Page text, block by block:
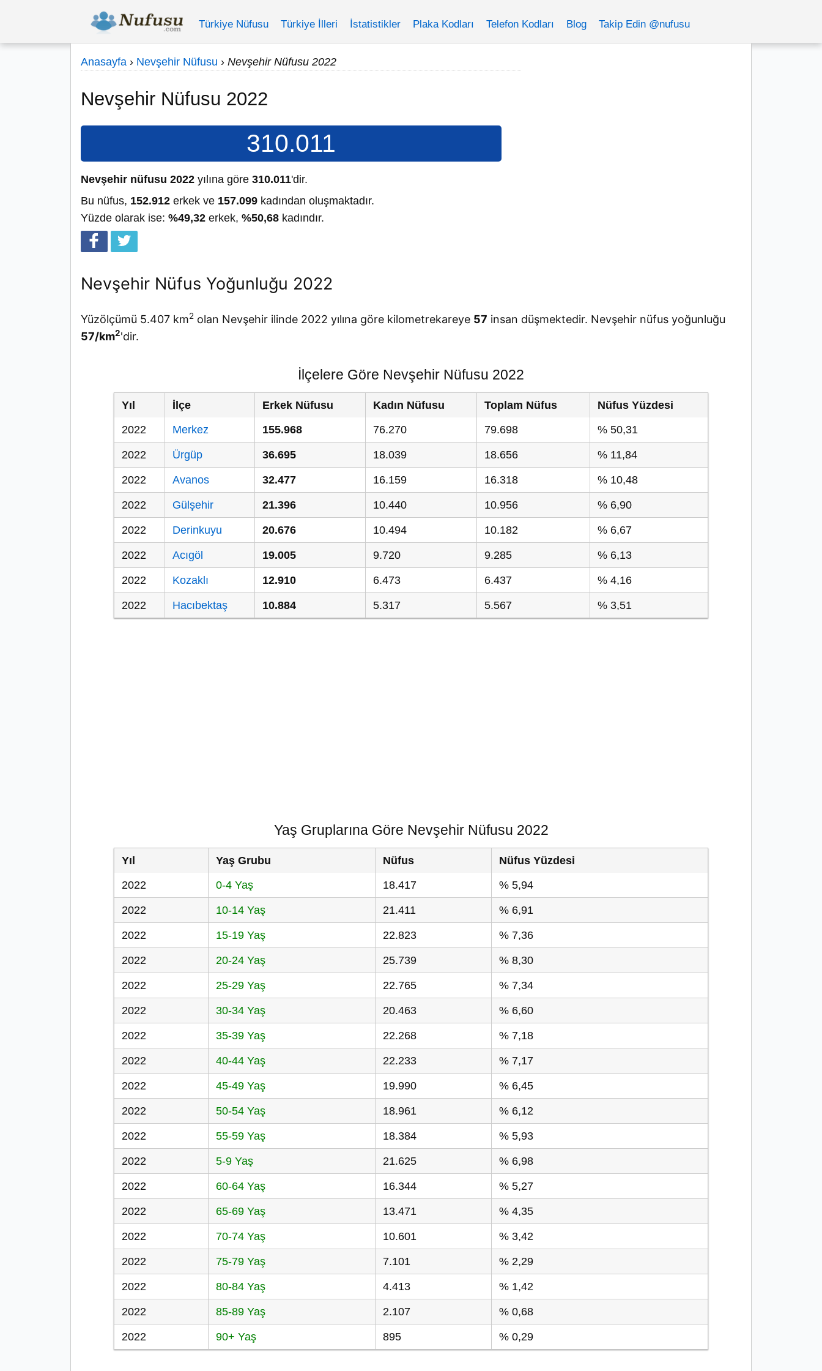
Türkiye Nüfusu Türkiye İlleri İstatistikler Plaka Kodları Telefon Kodları Blog Takip Edin @nufusu
Anasayfa › Nevşehir Nüfusu › Nevşehir Nüfusu 2022
Nevşehir Nüfusu 2022
310.011
Nevşehir nüfusu 2022 yılına göre 310.011'dir.
Bu nüfus, 152.912 erkek ve 157.099 kadından oluşmaktadır.
Yüzde olarak ise: %49,32 erkek, %50,68 kadındır.
Nevşehir Nüfus Yoğunluğu 2022
Yüzölçümü 5.407 km2 olan Nevşehir ilinde 2022 yılına göre kilometrekareye 57 insan düşmektedir. Nevşehir nüfus yoğunluğu
57/km2'dir.
İlçelere Göre Nevşehir Nüfusu 2022
Yıl İlçe Erkek Nüfusu Kadın Nüfusu Toplam Nüfus
Nüfus Yüzdesi
2022
Merkez 155.968 76.270 79.698 % 50,31
2022 Ürgüp 36.695 18.039 18.656 % 11,84
2022 Avanos 32.477 16.159 16.318 % 10,48
2022 Gülşehir 21.396 10.440 10.956 % 6,90
2022 Derinkuyu 20.676 10.494 10.182 % 6,67
2022 Acıgöl 19.005 9.720 9.285 % 6,13
2022 Kozaklı 12.910 6.473 6.437 % 4,16
2022 Hacıbektaş 10.884 5.317 5.567 % 3,51
Yaş Gruplarına Göre Nevşehir Nüfusu 2022
Yıl Yaş Grubu Nüfus
Nüfus Yüzdesi
2022
0-4 Yaş 18.417 % 5,94
2022 10-14 Yaş 21.411 % 6,91
2022 15-19 Yaş 22.823 % 7,36
2022 20-24 Yaş 25.739 % 8,30
2022 25-29 Yaş 22.765 % 7,34
2022 30-34 Yaş 20.463 % 6,60
2022 35-39 Yaş 22.268 % 7,18
2022 40-44 Yaş 22.233 % 7,17
2022 45-49 Yaş 19.990 % 6,45
2022 50-54 Yaş 18.961 % 6,12
2022 55-59 Yaş 18.384 % 5,93
2022 5-9 Yaş 21.625 % 6,98
2022 60-64 Yaş 16.344 % 5,27
2022 65-69 Yaş 13.471 % 4,35
2022 70-74 Yaş 10.601 % 3,42
2022 75-79 Yaş 7.101 % 2,29
2022 80-84 Yaş 4.413 % 1,42
2022 85-89 Yaş 2.107 % 0,68
2022 90+ Yaş 895 % 0,29